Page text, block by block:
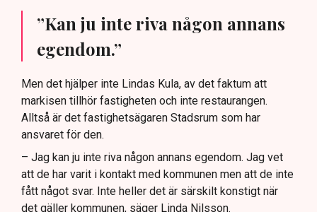
”Kan ju inte riva någon annans
egendom.”
Men det hjälper inte Lindas Kula, av det faktum att
markisen tillhör fastigheten och inte restaurangen.
Alltså är det fastighetsägaren Stadsrum som har
ansvaret för den.
– Jag kan ju inte riva någon annans egendom. Jag vet
att de har varit i kontakt med kommunen men att de inte
fått något svar. Inte heller det är särskilt konstigt när
det gäller kommunen, säger Linda Nilsson.